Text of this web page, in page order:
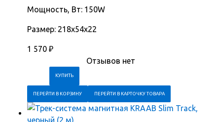
Мощность, Вт: 150W
Размер: 218х54х22
1 570 ₽
Отзывов нет
ПЕРЕЙТИ В КОРЗИНУ ПЕРЕЙТИ В КАРТОЧКУ ТОВАРА